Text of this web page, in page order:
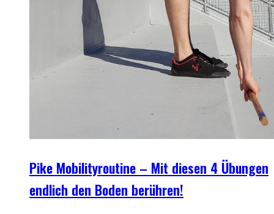
Pike Mobilityroutine – Mit diesen 4 Übungen
endlich den Boden berühren!